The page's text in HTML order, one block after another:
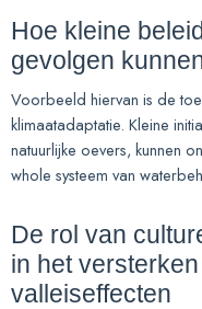
Hoe kleine
gevolgen
Voorbeeld hiervan is de
klimaatadaptatie. Kleine
natuurlijke oevers, kunnen
whole systeem van
De rol van
in het
valleiseffecten